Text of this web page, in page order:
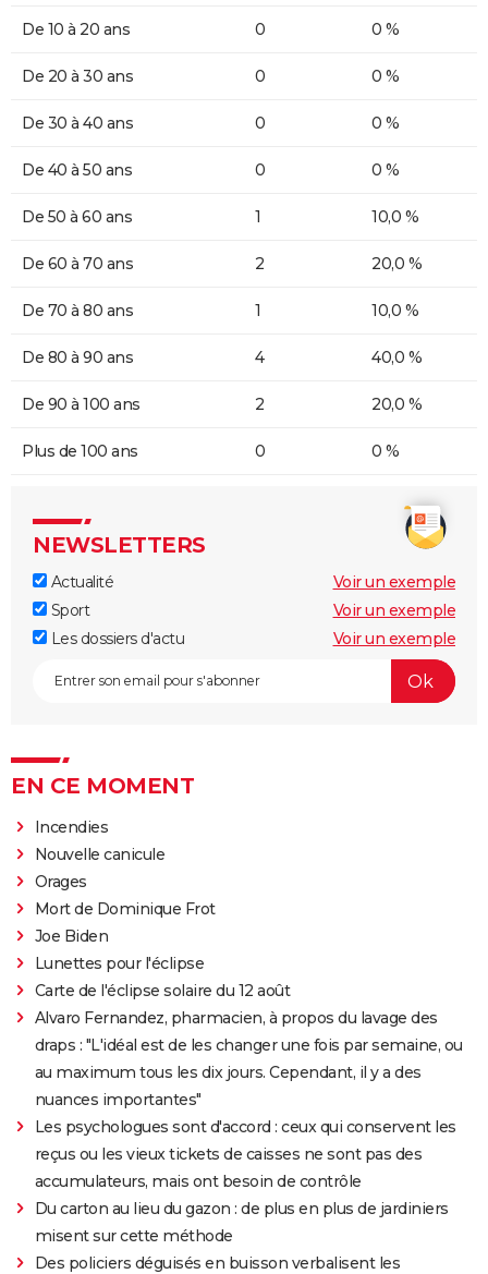
De 10 à 20 ans 0 0 %
De 20 à 30 ans 0 0 %
De 30 à 40 ans 0 0 %
De 40 à 50 ans 0 0 %
De 50 à 60 ans 1 10,0 %
De 60 à 70 ans 2 20,0 %
De 70 à 80 ans 1 10,0 %
De 80 à 90 ans 4 40,0 %
De 90 à 100 ans 2 20,0 %
Plus de 100 ans 0 0 %
NEWSLETTERS
Actualité
Voir un exemple
Sport
Voir un exemple
Les dossiers d'actu
Voir un exemple
EN CE MOMENT
Incendies
Nouvelle canicule
Orages
Mort de Dominique Frot
Joe Biden
Lunettes pour l'éclipse
Carte de l'éclipse solaire du 12 août
Alvaro Fernandez, pharmacien, à propos du lavage des
draps : "L'idéal est de les changer une fois par semaine, ou
au maximum tous les dix jours. Cependant, il y a des
nuances importantes"
Les psychologues sont d'accord : ceux qui conservent les
reçus ou les vieux tickets de caisses ne sont pas des
accumulateurs, mais ont besoin de contrôle
Du carton au lieu du gazon : de plus en plus de jardiniers
misent sur cette méthode
Des policiers déguisés en buisson verbalisent les